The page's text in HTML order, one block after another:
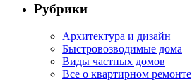
Рубрики
Архитектура и дизайн
Быстровозводимые дома
Виды частных домов
Все о квартирном ремонте